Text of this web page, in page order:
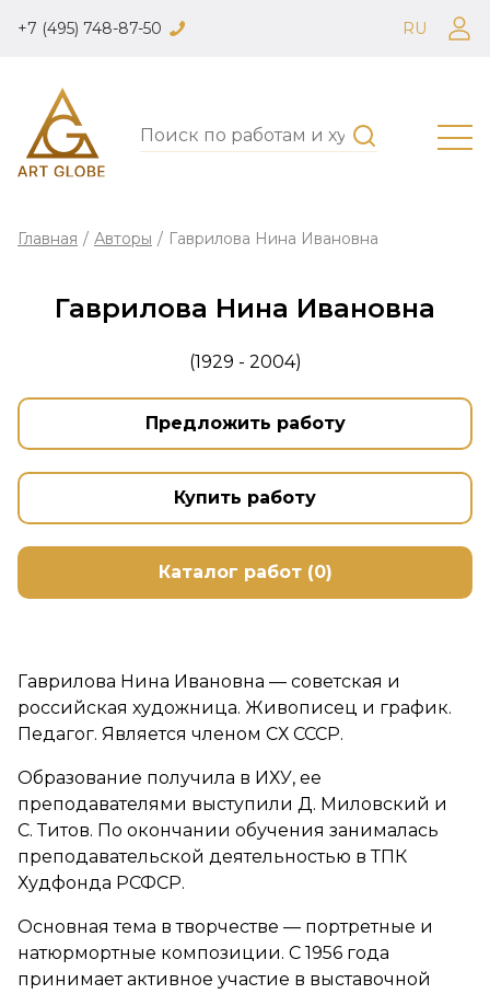
+7 (495) 748-87-50 RU
Главная / Авторы / Гаврилова Нина Ивановна
Гаврилова Нина Ивановна
(1929 - 2004)
Предложить работу
Купить работу
Каталог работ (0)
Гаврилова Нина Ивановна — советская и
российская художница. Живописец и график.
Педагог. Является членом СХ СССР.
Образование получила в ИХУ, ее
преподавателями выступили Д. Миловский и
С. Титов. По окончании обучения занималась
преподавательской деятельностью в ТПК
Худфонда РСФСР.
Основная тема в творчестве — портретные и
натюрмортные композиции. С 1956 года
принимает активное участие в выставочной